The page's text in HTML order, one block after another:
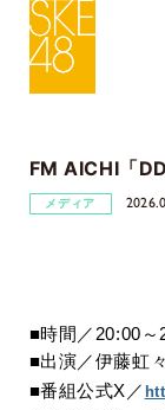
FM AICHI「
メディア
■時間／ 20:00 ～
■出演／伊藤虹
■番組公式X／